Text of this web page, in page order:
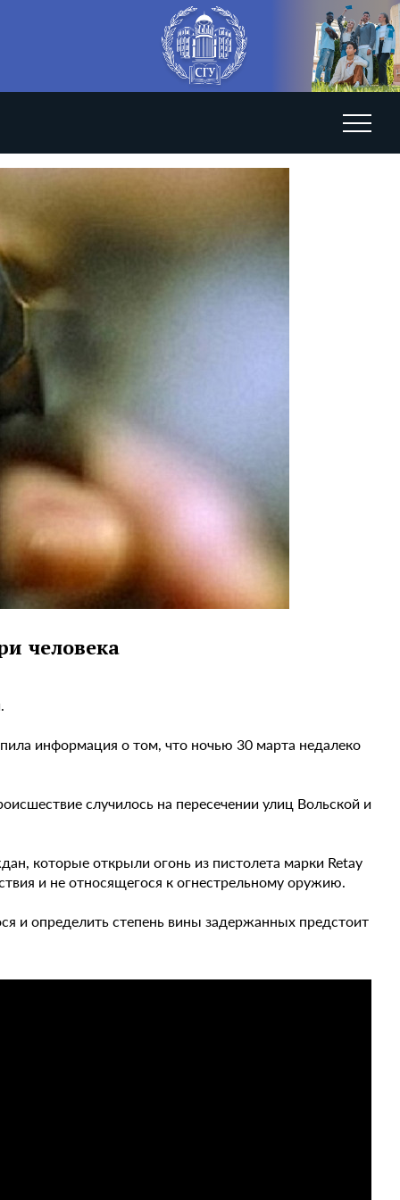
человека
информация о том, что ночью 30 марта недалеко
случилось на пересечении улиц Вольской и
которые открыли огонь из пистолета марки Retay
и не относящегося к огнестрельному оружию.
и определить степень вины задержанных предстоит